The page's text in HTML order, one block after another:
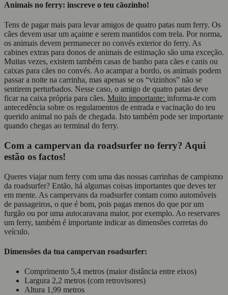
Animais no ferry: inscreve o teu cãozinho!
Tens de pagar mais para levar amigos de quatro patas num ferry. Os
cães devem usar um açaime e serem mantidos com trela. Por norma,
os animais devem permanecer no convés exterior do ferry. As
cabines extras para donos de animais de estimação são uma exceção.
Muitas vezes, existem também casas de banho para cães e canis ou
caixas para cães no convés. Ao acampar a bordo, os animais podem
passar a noite na carrinha, mas apenas se os “vizinhos” não se
sentirem perturbados. Nesse caso, o amigo de quatro patas deve
ficar na caixa própria para cães. Muito importante: informa-te com
antecedência sobre os regulamentos de entrada e vacinação do teu
querido animal no país de chegada. Isto também pode ser importante
quando chegas ao terminal do ferry.
Com a campervan da roadsurfer no ferry? Aqui
estão os factos!
Queres viajar num ferry com uma das nossas carrinhas de campismo
da roadsurfer? Então, há algumas coisas importantes que deves ter
em mente. As campervans da roadsurfer contam como automóveis
de passageiros, o que é bom, pois pagas menos do que por um
furgão ou por uma autocaravana maior, por exemplo. Ao reservares
um ferry, também é importante indicar as dimensões corretas do
veículo.
Dimensões da tua campervan roadsurfer:
Comprimento 5,4 metros (maior distância entre eixos)
Largura 2,2 metros (com retrovisores)
Altura 1,99 metros